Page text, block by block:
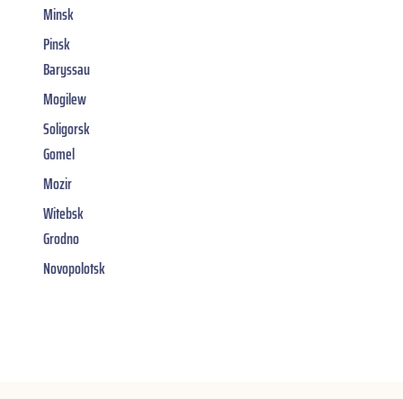
Minsk
Pinsk
Baryssau
Mogilew
Soligorsk
Gomel
Mozir
Witebsk
Grodno
Novopolotsk